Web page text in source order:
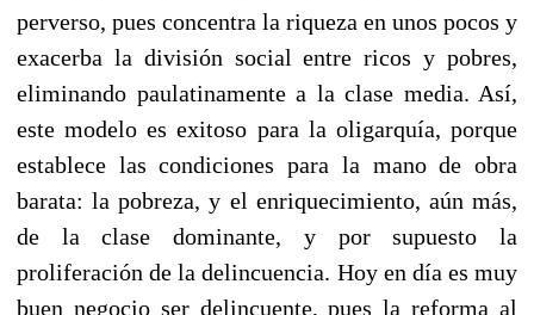
perverso, pues concentra la riqueza en unos pocos y
exacerba la división social entre ricos y pobres,
eliminando paulatinamente a la clase media. Así,
este modelo es exitoso para la oligarquía, porque
establece las condiciones para la mano de obra
barata: la pobreza, y el enriquecimiento, aún más,
de la clase dominante, y por supuesto la
proliferación de la delincuencia. Hoy en día es muy
buen negocio ser delincuente, pues la reforma al